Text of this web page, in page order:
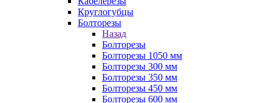
Круглогубцы
Болторезы
Назад
Болторезы
Болторезы 1050 мм
Болторезы 300 мм
Болторезы 350 мм
Болторезы 450 мм
Болторезы 600 мм